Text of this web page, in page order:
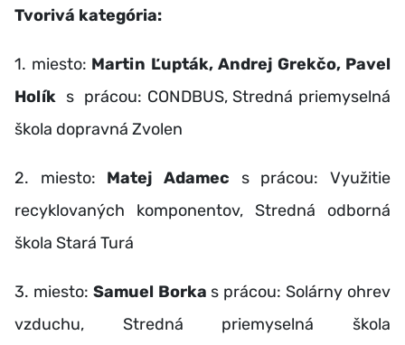
Tvorivá kategória:
1. miesto: Martin Ľupták, Andrej Grekčo, Pavel
Holík s prácou: CONDBUS, Stredná priemyselná
škola dopravná Zvolen
2. miesto: Matej Adamec s prácou: Využitie
recyklovaných komponentov, Stredná odborná
škola Stará Turá
3. miesto: Samuel Borka s prácou: Solárny ohrev
vzduchu, Stredná priemyselná škola